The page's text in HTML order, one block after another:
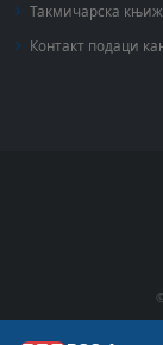
Такмичарска
Контакт подаци